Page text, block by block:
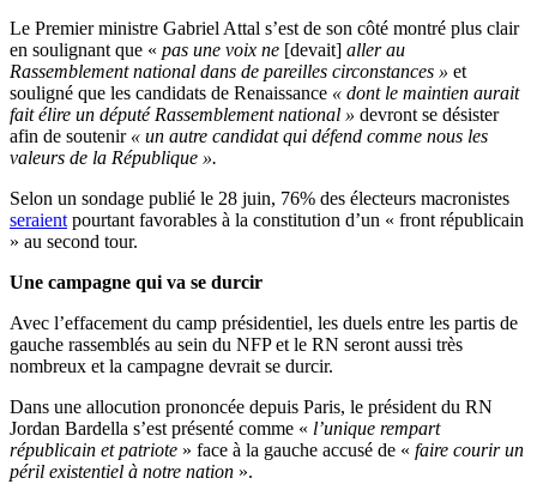
Le Premier ministre Gabriel Attal s’est de son côté montré plus clair
en soulignant que « pas une voix ne [devait] aller au
Rassemblement national dans de pareilles circonstances » et
souligné que les candidats de Renaissance « dont le maintien aurait
fait élire un député Rassemblement national » devront se désister
afin de soutenir« un autre candidat qui défend comme nous les
valeurs de la République ».
Selon un sondage publié le 28 juin, 76% des électeurs macronistes
seraient pourtant favorables à la constitution d’un « front républicain
» au second tour.
Une campagne qui va se durcir
Avec l’effacement du camp présidentiel, les duels entre les partis de
gauche rassemblés au sein du NFP et le RN seront aussi très
nombreux et la campagne devrait se durcir.
Dans une allocution prononcée depuis Paris, le président du RN
Jordan Bardella s’est présenté comme « l’unique rempart
républicain et patriote » face à la gauche accusé de « faire courir un
péril existentiel à notre nation ».